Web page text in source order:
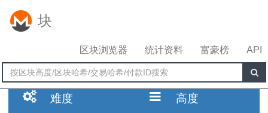
块
区块浏览器 统计资料 富豪榜 API
难度 高度